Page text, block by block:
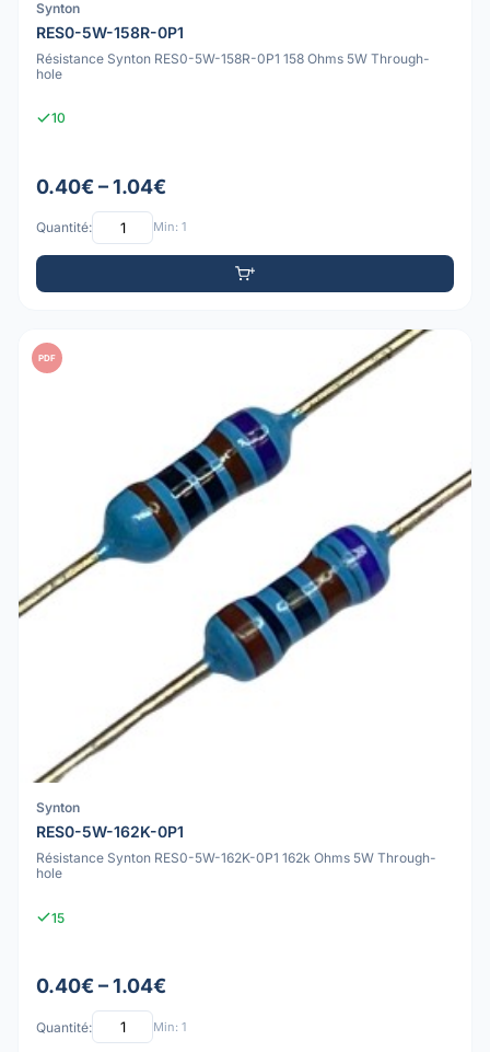
Synton
RES0-5W-158R-0P1
Résistance Synton RES0-5W-158R-0P1 158 Ohms 5W Through-
hole
10
0.40€ – 1.04€
Quantité: Min: 1
PDF
Synton
RES0-5W-162K-0P1
Résistance Synton RES0-5W-162K-0P1 162k Ohms 5W Through-
hole
15
0.40€ – 1.04€
Quantité: Min: 1